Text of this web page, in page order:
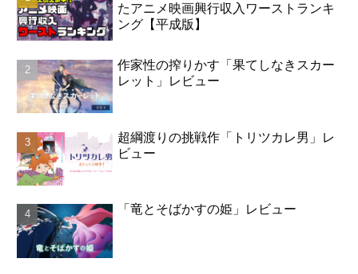
たアニメ映画興行収入ワーストランキ
ング【平成版】
作家性の搾りかす「果てしなきスカー
レット」レビュー
超綱渡りの挑戦作「トリツカレ男」レ
ビュー
「竜とそばかすの姫」レビュー